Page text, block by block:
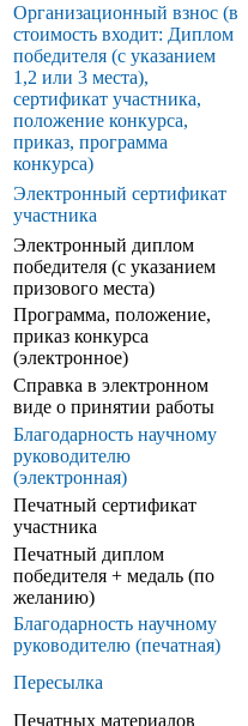
Организационный взнос (в
стоимость входит: Диплом
победителя (с указанием
1,2 или 3 места),
сертификат участника,
положение конкурса,
приказ, программа
конкурса)
Электронный сертификат
участника
Электронный диплом
победителя (с указанием
призового места)
Программа, положение,
приказ конкурса
(электронное)
Справка в электронном
виде о принятии работы
Благодарность научному
руководителю
(электронная)
Печатный сертификат
участника
Печатный диплом
победителя + медаль (по
желанию)
Благодарность научному
руководителю (печатная)
Пересылка
Печатных материалов